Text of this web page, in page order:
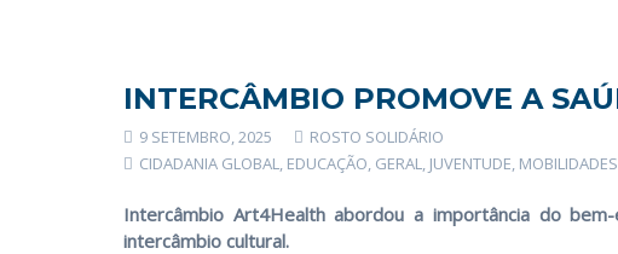
INTERCÂMBIO PROMOVE A
9 SETEMBRO, 2025
ROSTO SOLIDÁRIO
CIDADANIA GLOBAL, EDUCAÇÃO, GERAL, JUVENTUDE,
Intercâmbio Art4Health abordou a importância do
intercâmbio cultural.